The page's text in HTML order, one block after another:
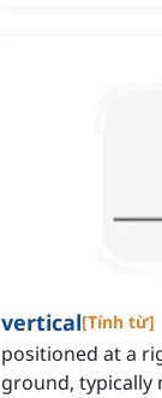
vertical[Tính từ]
positioned at a
ground, typically